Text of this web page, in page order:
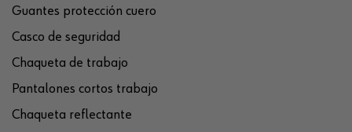
Guantes protección cuero
Casco de seguridad
Chaqueta de trabajo
Pantalones cortos trabajo
Chaqueta reflectante